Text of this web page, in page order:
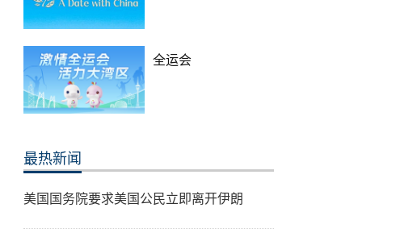
全运会
最热新闻
美国国务院要求美国公民立即离开伊朗